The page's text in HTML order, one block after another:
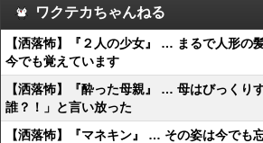
ワクテカちゃんねる
【洒落怖】『２人の少女』 … まるで人形の
今でも覚えています
【洒落怖】『酔った母親』 … 母はびっくり
誰？！」と言い放った
【洒落怖】『マネキン』 … その姿は今でも